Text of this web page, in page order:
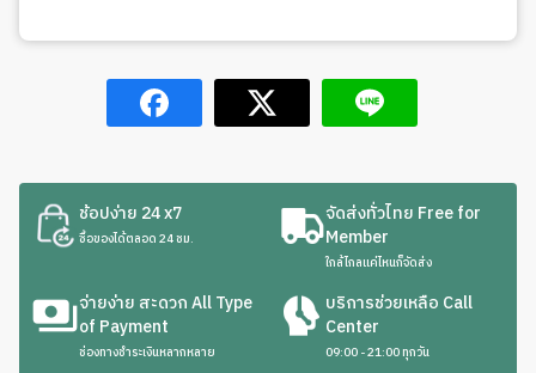
ช้อปง่าย 24 x7
ซื้อของได้ตลอด 24 ชม.
จัดส่งทั่วไทย Free for
Member
ใกล้ไกลแค่ไหนก็จัดส่ง
จ่ายง่าย สะดวก All Type
of Payment
ช่องทางชำระเงินหลากหลาย
บริการช่วยเหลือ Call
Center
09:00 - 21:00 ทุกวัน